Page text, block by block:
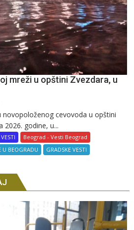
mreži u opštini Zvezdara, u
cevovoda u opštini
2026. godine, u...
Beograd - Vesti Beograd
U BEOGRADU
GRADSKE VESTI